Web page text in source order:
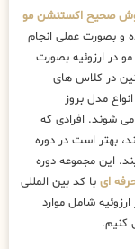
صحیح اکستنشن مو
و بصورت عملی انجام
در ارزوئیه بصورت
در کلاس های
مدل بروز
شوند. افرادی که
بهتر است در دوره
این مجموعه دوره
ای با کد بین المللی
شامل موارد
کنیم.